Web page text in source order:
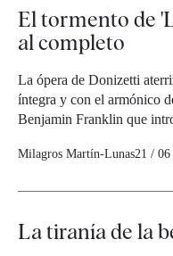
El tormento de
al completo
La ópera de Donizetti
íntegra y con el armónico
Benjamin Franklin que
Milagros Martín-Lunas21 / 06
La tiranía de la